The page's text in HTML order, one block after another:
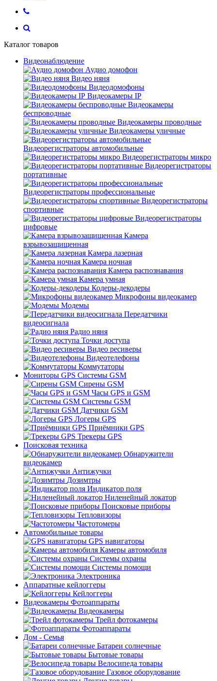
Каталог товаров
Видеонаблюдение
Аудио домофон
Видео няня
Видеодомофоны
Видеокамеры IP
Видеокамеры
беспроводные
Видеокамеры проводные
Видеокамеры уличные
Видеорегистраторы автомобильные
Видеорегистраторы микро
Видеорегистраторы
портативные
Видеорегистраторы профессиональные
Видеорегистраторы
спортивные
Видеорегистраторы
цифровые
Камера
взрывозащищенная
Камера лазерная
Камера ночная
Камера распознавания
Камера умная
Кодеры-декодеры
Микрофоны видеокамер
Модемы
Передатчики
видеосигнала
Радио няня
Точки доступа
Видео ресиверы
Видеотелефоны
Коммутаторы
Мониторы GPS Системы GSM
Сирены GSM
Часы GPS и GSM
Системы GSM
Датчики GSM
Логеры GPS
Приёмники GPS
Трекеры GPS
Поисковая техника
Обнаружители
видеокамер
Антижучки
Дозимтры
Индикатор поля
Ниленейный локатор
Поисковые приборы
Тепловизоры
Частотомеры
Автомобильные товары
GPS навигаторы
Камеры автомобиля
Системы охраны
Системы помощи
Электроника
Аппаратные кейлоггеры
Кейлоггеры
Видеокамеры Фотоаппараты
Видеокамеры
Трейл фотокамеры
Фотоаппараты
Дом - Семья
Батареи солнечные
Бытовые товары
Велосипеда товары
Газовое оборудование